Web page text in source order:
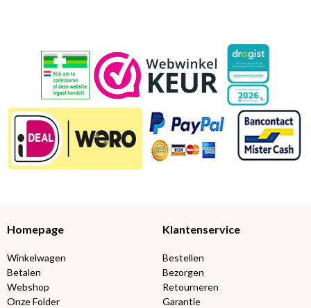
Homepage
Winkelwagen
Betalen
Webshop
Onze Folder
Klantenservice
Bestellen
Bezorgen
Retourneren
Garantie